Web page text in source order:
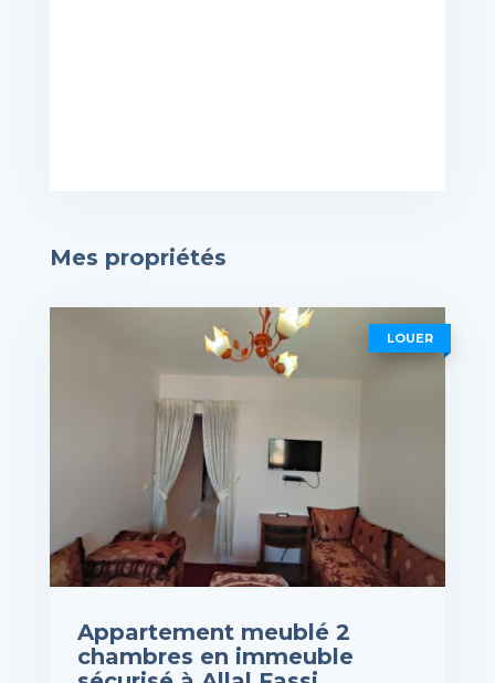
Mes propriétés
LOUER
Appartement meublé 2
chambres en immeuble